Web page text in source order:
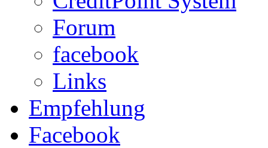
Forum
facebook
Links
Empfehlung
Facebook